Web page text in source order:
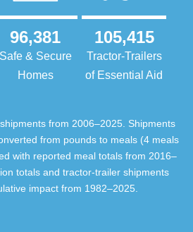
96,381
Safe & Secure
Homes
105,415
Tractor-Trailers
of Essential Aid
from 2006–2025. Shipments
from pounds to meals (4 meals
with reported meal totals from 2016–
totals and tractor-trailer shipments
impact from 1982–2025.